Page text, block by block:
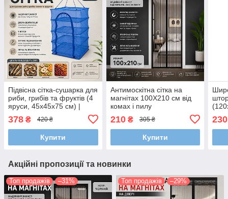
Підвісна сітка-сушарка для
риби, грибів та фруктів (4
яруси, 45х45х75 см) |
Надійний захист від комах
378 ₴ 420 ₴
Купити
Антимоскітна сітка на
магнітах 100Х210 см від
комах і пилу
210₴ 305 ₴
Купити
230
Акційні пропозиції та новинки
Топ продажів –31% Топ продажів –29%